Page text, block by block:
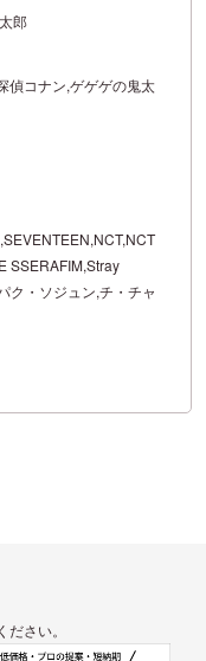
郎
偵コナン,ゲゲゲの鬼太
SSERAFIM,Stray
ク・ソジュン,チ・チャ
さい。